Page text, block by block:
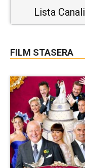
Lista Canali
FILM STASERA